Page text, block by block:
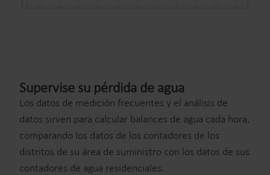
Supervise su pérdida de agua
Los datos de medición frecuentes y el análisis de
datos sirven para calcular balances de agua cada hora,
comparando los datos de los contadores de los
distritos de su área de suministro con los datos de sus
contadores de agua residenciales.